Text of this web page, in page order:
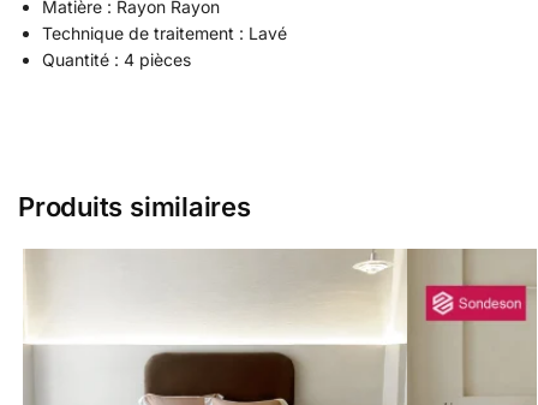
Matière : Rayon Rayon
Technique de traitement : Lavé
Quantité : 4 pièces
Produits similaires